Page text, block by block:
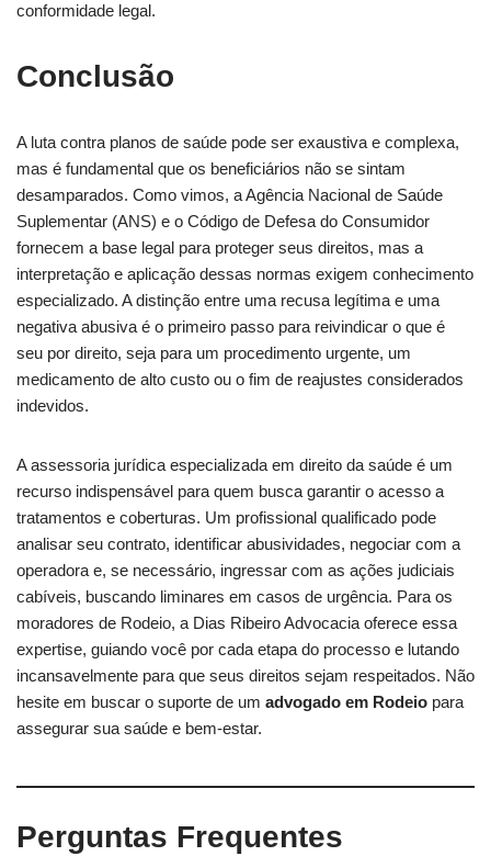
conformidade legal.
Conclusão
A luta contra planos de saúde pode ser exaustiva e complexa,
mas é fundamental que os beneficiários não se sintam
desamparados. Como vimos, a Agência Nacional de Saúde
Suplementar (ANS) e o Código de Defesa do Consumidor
fornecem a base legal para proteger seus direitos, mas a
interpretação e aplicação dessas normas exigem conhecimento
especializado. A distinção entre uma recusa legítima e uma
negativa abusiva é o primeiro passo para reivindicar o que é
seu por direito, seja para um procedimento urgente, um
medicamento de alto custo ou o fim de reajustes considerados
indevidos.
A assessoria jurídica especializada em direito da saúde é um
recurso indispensável para quem busca garantir o acesso a
tratamentos e coberturas. Um profissional qualificado pode
analisar seu contrato, identificar abusividades, negociar com a
operadora e, se necessário, ingressar com as ações judiciais
cabíveis, buscando liminares em casos de urgência. Para os
moradores de Rodeio, a Dias Ribeiro Advocacia oferece essa
expertise, guiando você por cada etapa do processo e lutando
incansavelmente para que seus direitos sejam respeitados. Não
hesite em buscar o suporte de um advogado em Rodeio para
assegurar sua saúde e bem-estar.
Perguntas Frequentes